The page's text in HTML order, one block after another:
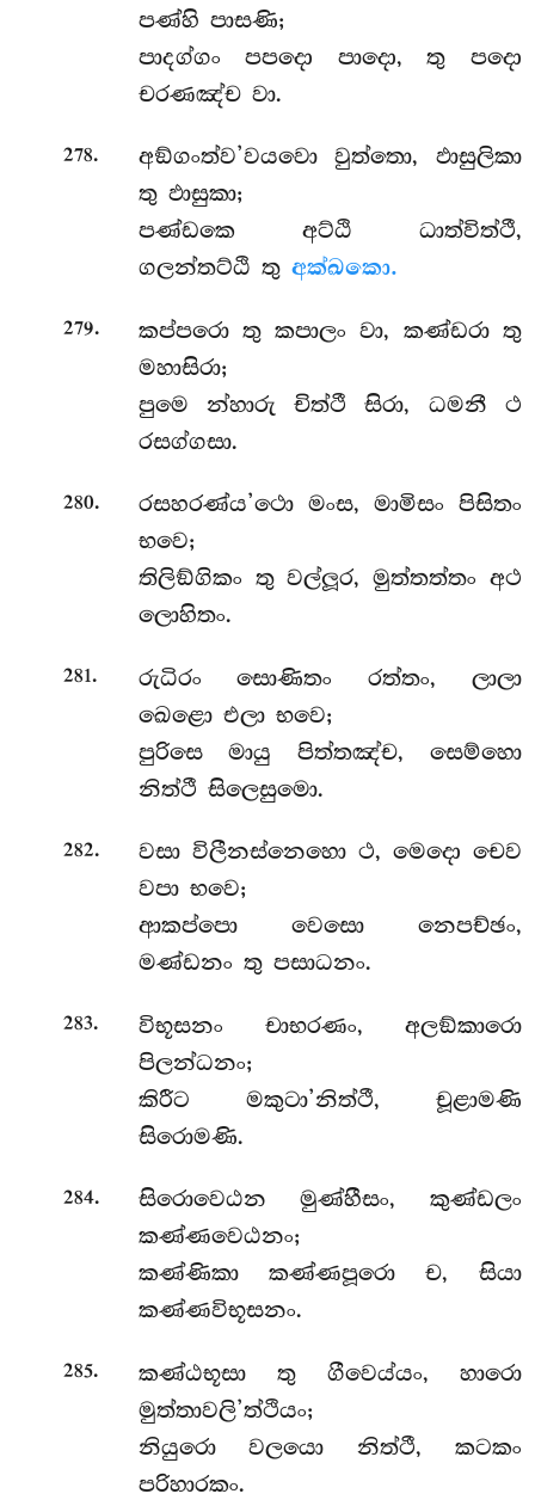
පණ්හි පාසණි;
පාදග්ගං පපදො පාදො, තු පදො
චරණඤ්ච වා.
278.
අඞ්ගංත්ව’වයවො වුත්තො, ඵාසුලිකා
තු ඵාසුකා;
පණ්ඩකෙ අට්ඨි ධාත්විත්ථී,
ගලන්තට්ඨි තු අක්ඛකො.
279.
කප්පරො තු කපාලං වා, කණ්ඩරා තු
මහාසිරා;
පුමෙ න්හාරු චිත්ථී සිරා, ධමනී ථ
රසග්ගසා.
280.
රසහරණ්ය’ථො මංස, මාමිසං පිසිතං
භවෙ;
තිලිඞ්ගිකං තු වල්ලූර, මුත්තත්තං අථ
ලොහිතං.
281.
රුධිරං සොණිතං රත්තං, ලාලා
ඛෙළො එලා භවෙ;
පුරිසෙ මායු පිත්තඤ්ච, සෙම්හො
නිත්ථී සිලෙසුමො.
282.
වසා විලීනස්නෙහො ථ, මෙදො චෙව
වපා භවෙ;
ආකප්පො වෙසො නෙපච්ඡං,
මණ්ඩනං තු පසාධනං.
283.
විභූසනං චාභරණං, අලඞ්කාරො
පිලන්ධනං;
කිරීට මකුටා’නිත්ථී, චූළාමණි
සිරොමණි.
284. සිරොවෙඨනමුණ්හීසං, කුණ්ඩලං
කණ්ණවෙඨනං;
කණ්ණිකා කණ්ණපූරො ච, සියා
කණ්ණවිභූසනං.
285.
කණ්ඨභූසා තු ගීවෙය්යං, හාරො
මුත්තාවලි’ත්ථියං;
නියුරො වලයො නිත්ථී, කටකං
පරිහාරකං.